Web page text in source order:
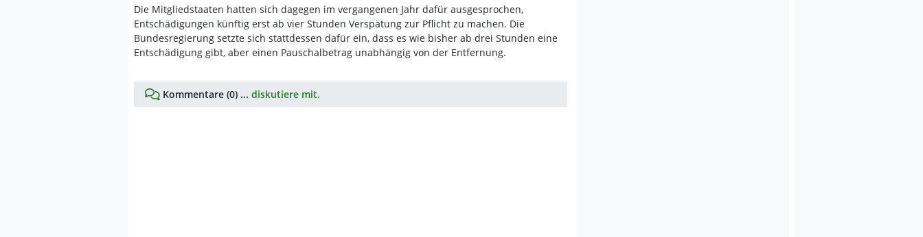
Die Mitgliedstaaten hatten sich dagegen im vergangenen Jahr dafür ausgesprochen,
Entschädigungen künftig erst ab vier Stunden Verspätung zur Pflicht zu machen. Die
Bundesregierung setzte sich stattdessen dafür ein, dass es wie bisher ab drei Stunden eine
Entschädigung gibt, aber einen Pauschalbetrag unabhängig von der Entfernung.
Kommentare (0) ... diskutiere mit.